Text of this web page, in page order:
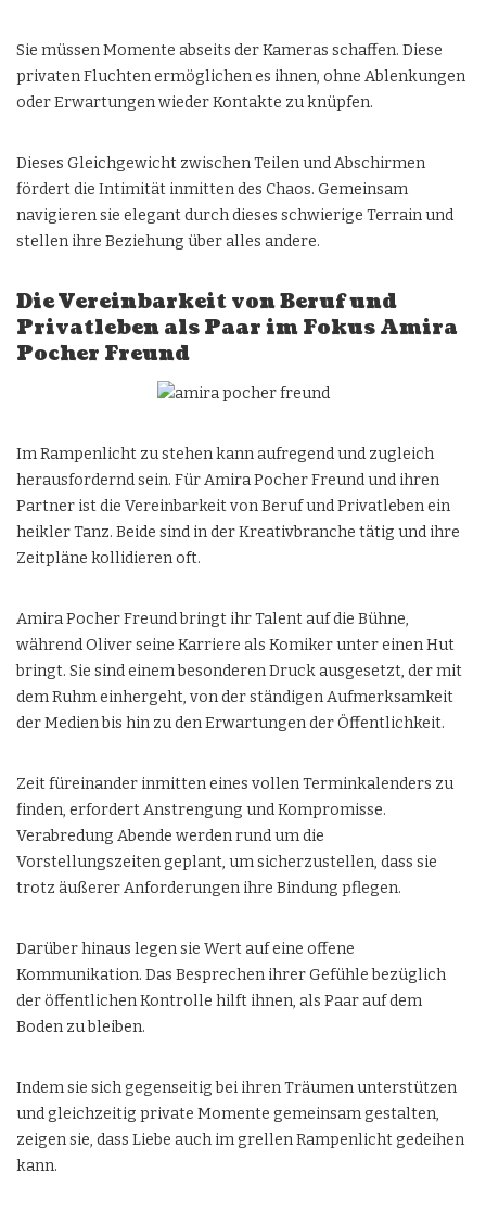
Sie müssen Momente abseits der Kameras schaffen. Diese
privaten Fluchten ermöglichen es ihnen, ohne Ablenkungen
oder Erwartungen wieder Kontakte zu knüpfen.
Dieses Gleichgewicht zwischen Teilen und Abschirmen
fördert die Intimität inmitten des Chaos. Gemeinsam
navigieren sie elegant durch dieses schwierige Terrain und
stellen ihre Beziehung über alles andere.
Die Vereinbarkeit von Beruf und
Privatleben als Paar im Fokus Amira
Pocher Freund
Im Rampenlicht zu stehen kann aufregend und zugleich
herausfordernd sein. FürAmira Pocher Freundund ihren
Partner ist die Vereinbarkeit von Beruf und Privatleben ein
heikler Tanz. Beide sind in der Kreativbranche tätig und ihre
Zeitpläne kollidieren oft.
Amira Pocher Freund bringt ihr Talent auf die Bühne,
während Oliver seine Karriere als Komiker unter einen Hut
bringt. Sie sind einem besonderen Druck ausgesetzt, der mit
dem Ruhm einhergeht, von der ständigen Aufmerksamkeit
der Medien bis hin zu den Erwartungen der Öffentlichkeit.
Zeit füreinander inmitten eines vollen Terminkalenders zu
finden, erfordert Anstrengung und Kompromisse.
Verabredung Abende werden rund um die
Vorstellungszeiten geplant, um sicherzustellen, dass sie
trotz äußerer Anforderungen ihre Bindung pflegen.
Darüber hinaus legen sie Wert auf eine offene
Kommunikation. Das Besprechen ihrer Gefühle bezüglich
der öffentlichen Kontrolle hilft ihnen, als Paar auf dem
Boden zu bleiben.
Indem sie sich gegenseitig bei ihren Träumen unterstützen
und gleichzeitig private Momente gemeinsam gestalten,
zeigen sie, dass Liebe auch im grellen Rampenlicht gedeihen
kann.